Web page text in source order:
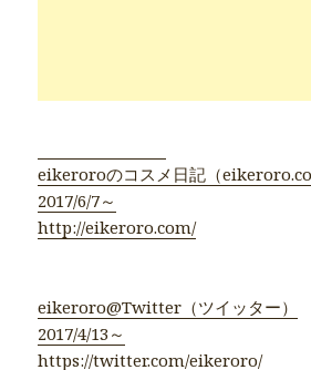
eikeroroのコスメ日記（
2017/6/7～
http://eikeroro.com/
eikeroro@Twitter（ツイッター）
2017/4/13～
https://twitter.com/eikeroro/